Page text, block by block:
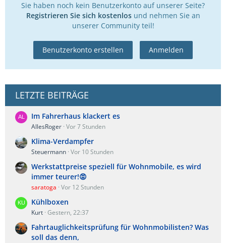
Sie haben noch kein Benutzerkonto auf unserer Seite?
Registrieren Sie sich kostenlosund nehmen Sie an
unserer Community teil!
Benutzerkonto erstellen Anmelden
LETZTE BEITRÄGE
Im Fahrerhaus klackert es
AllesRoger Vor 7 Stunden
Klima-Verdampfer
Steuermann Vor 10 Stunden
Werkstattpreise speziell für Wohnmobile, es wird
immer teurer!😡
saratoga Vor 12 Stunden
Kühlboxen
Kurt Gestern, 22:37
Fahrtauglichkeitsprüfung für Wohnmobilisten? Was
soll das denn,